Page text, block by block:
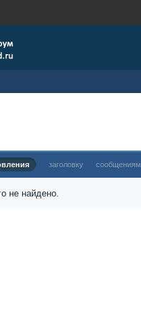
заголовку сообщениям
не найдено.